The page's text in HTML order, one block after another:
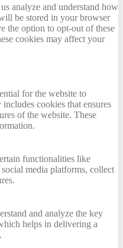
analyze and understand how
be stored in your browser
the option to opt-out of these
cookies may affect your
for the website to
cookies that ensures
of the website. These
functionalities like
media platforms, collect
and analyze the key
helps in delivering a